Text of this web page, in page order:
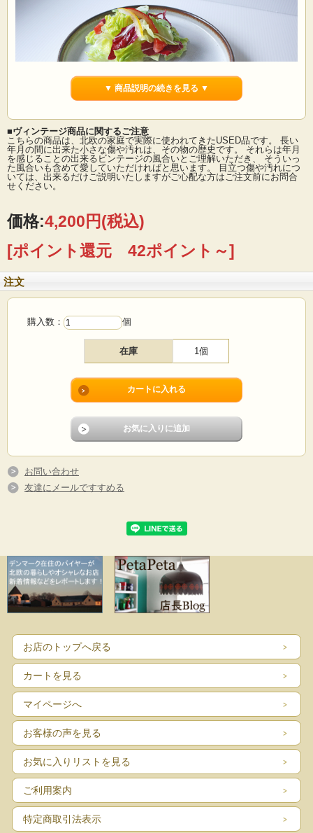
デンマークの小さな島（ボーンホルム島）に1835年から1996年まで存在した陶器
メーカーSoholm（スーホルム）のディナープレートです。ぽってりとした厚みの
あるフォルム、ブラウンの素地に薄く乳白色の釉薬がかけられています。柔らか
なフォルムが魅力です。ディナープレートは市場でも出会いの少ないアイテムに
なります。
■製造国：デンマーク
■メーカー：Soholm（スーホルム）
■コンディション：光に透かすと細かい小キズがありますが、全体としては使用感
少なめのよいヴィンテージコンディションです。
▼ 商品説明の続きを見る ▼
■ヴィンテージ商品に関するご注意
こちらの商品は、北欧の家庭で実際に使われてきたUSED品です。 長い
年月の間に出来た小さな傷や汚れは、その物の歴史です。 それらは年月
を感じることの出来るビンテージの風合いとご理解いただき、 そういっ
た風合いも含めて愛していただければと思います。 目立つ傷や汚れにつ
いては、出来るだけご説明いたしますがご心配な方はご注文前にお問合
せください。
価格:4,200円(税込)
[ポイント還元 42ポイント～]
注文
購入数： 個
在庫 1個
お問い合わせ
友達にメールですすめる
お店のトップへ戻る
カートを見る
マイページへ
お客様の声を見る
お気に入りリストを見る
ご利用案内
特定商取引法表示